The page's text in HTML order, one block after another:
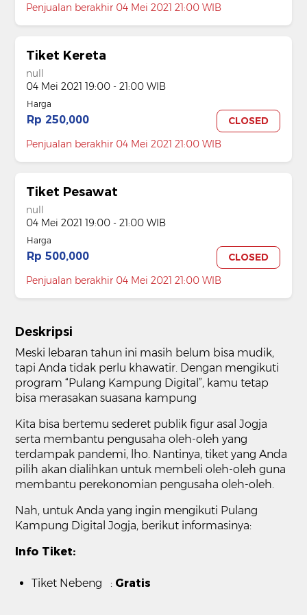
Penjualan berakhir 04 Mei 2021 21:00 WIB
Tiket Kereta
null
04 Mei 2021 19:00 - 21:00 WIB
Harga
Rp 250,000
CLOSED
Penjualan berakhir 04 Mei 2021 21:00 WIB
Tiket Pesawat
null
04 Mei 2021 19:00 - 21:00 WIB
Harga
Rp 500,000
CLOSED
Penjualan berakhir 04 Mei 2021 21:00 WIB
Deskripsi
Meski lebaran tahun ini masih belum bisa mudik,
tapi Anda tidak perlu khawatir. Dengan mengikuti
program “Pulang Kampung Digital”, kamu tetap
bisa merasakan suasana kampung
Kita bisa bertemu sederet publik figur asal Jogja
serta membantu pengusaha oleh-oleh yang
terdampak pandemi, lho. Nantinya, tiket yang Anda
pilih akan dialihkan untuk membeli oleh-oleh guna
membantu perekonomian pengusaha oleh-oleh.
Nah, untuk Anda yang ingin mengikuti Pulang
Kampung Digital Jogja, berikut informasinya:
Info Tiket:
Tiket Nebeng : Gratis